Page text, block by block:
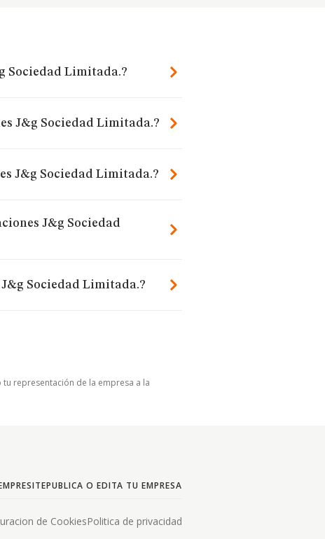
Sociedad Limitada.?
J&g Sociedad Limitada.?
J&g Sociedad Limitada.?
J&g Sociedad
Sociedad Limitada.?
tu representación de la empresa a la
PUBLICA O EDITA TU EMPRESA
de CookiesPolitica de privacidad